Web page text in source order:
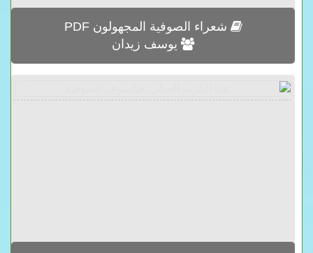
شعراء الصوفية المجهولون PDF
يوسف زيدان